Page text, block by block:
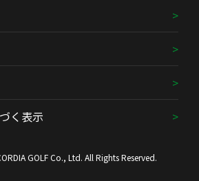
く表示
GOLF Co., Ltd. All Rights Reserved.